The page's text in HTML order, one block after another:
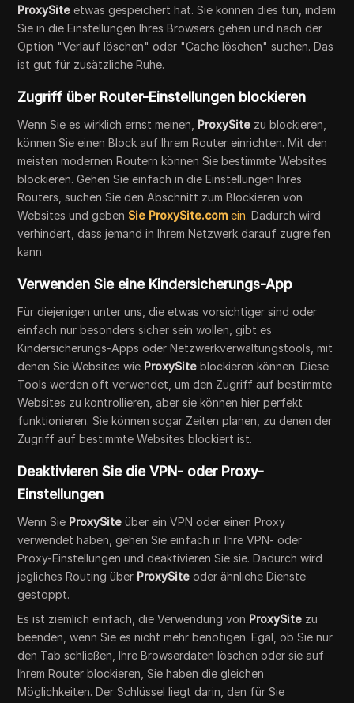
ProxySite etwas gespeichert hat. Sie können dies tun, indem
Sie in die Einstellungen Ihres Browsers gehen und nach der
Option "Verlauf löschen" oder "Cache löschen" suchen. Das
ist gut für zusätzliche Ruhe.
Zugriff über Router-Einstellungen blockieren
Wenn Sie es wirklich ernst meinen, ProxySite zu blockieren,
können Sie einen Block auf Ihrem Router einrichten. Mit den
meisten modernen Routern können Sie bestimmte Websites
blockieren. Gehen Sie einfach in die Einstellungen Ihres
Routers, suchen Sie den Abschnitt zum Blockieren von
Websites und geben Sie ProxySite.com ein.Dadurch wird
verhindert, dass jemand in Ihrem Netzwerk darauf zugreifen
kann.
Verwenden Sie eine Kindersicherungs-App
Für diejenigen unter uns, die etwas vorsichtiger sind oder
einfach nur besonders sicher sein wollen, gibt es
Kindersicherungs-Apps oder Netzwerkverwaltungstools, mit
denen Sie Websites wie ProxySite blockieren können. Diese
Tools werden oft verwendet, um den Zugriff auf bestimmte
Websites zu kontrollieren, aber sie können hier perfekt
funktionieren. Sie können sogar Zeiten planen, zu denen der
Zugriff auf bestimmte Websites blockiert ist.
Deaktivieren Sie die VPN- oder Proxy-
Einstellungen
Wenn Sie ProxySite über ein VPN oder einen Proxy
verwendet haben, gehen Sie einfach in Ihre VPN- oder
Proxy-Einstellungen und deaktivieren Sie sie. Dadurch wird
jegliches Routing über ProxySite oder ähnliche Dienste
gestoppt.
Es ist ziemlich einfach, die Verwendung von ProxySite zu
beenden, wenn Sie es nicht mehr benötigen. Egal, ob Sie nur
den Tab schließen, Ihre Browserdaten löschen oder sie auf
Ihrem Router blockieren, Sie haben die gleichen
Möglichkeiten. Der Schlüssel liegt darin, den für Sie